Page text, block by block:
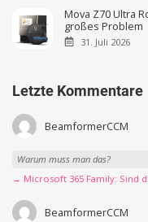
Mova Z70 Ultra
großes Problem
31. Juli 2026
Letzte Kommentare
BeamformerCCM
Warum muss man das?
→ Microsoft 365 Family: Sind
BeamformerCCM